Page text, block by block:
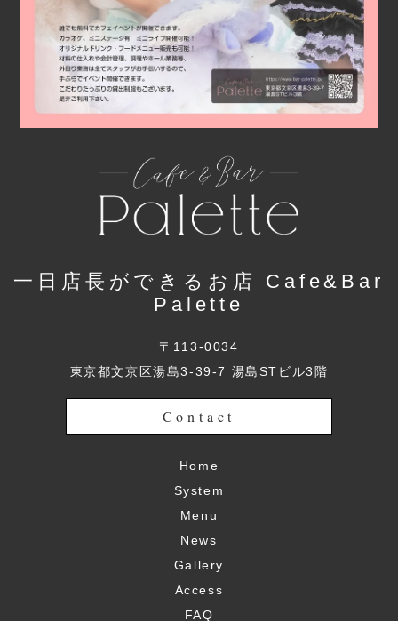
一日店長ができるお店 Cafe&Bar
Palette
〒113-0034
東京都文京区湯島3-39-7 湯島STビル3階
Contact
Home
System
Menu
News
Gallery
Access
FAQ